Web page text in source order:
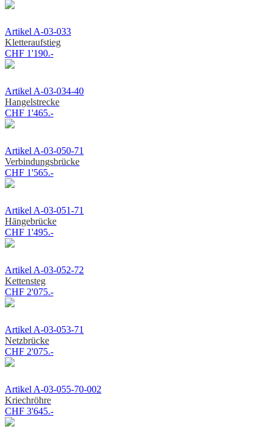
Artikel A-03-033
Kletteraufstieg
CHF 1'190.-
Artikel A-03-034-40
Hangelstrecke
CHF 1'465.-
Artikel A-03-050-71
Verbindungsbrücke
CHF 1'565.-
Artikel A-03-051-71
Hängebrücke
CHF 1'495.-
Artikel A-03-052-72
Kettensteg
CHF 2'075.-
Artikel A-03-053-71
Netzbrücke
CHF 2'075.-
Artikel A-03-055-70-002
Kriechröhre
CHF 3'645.-